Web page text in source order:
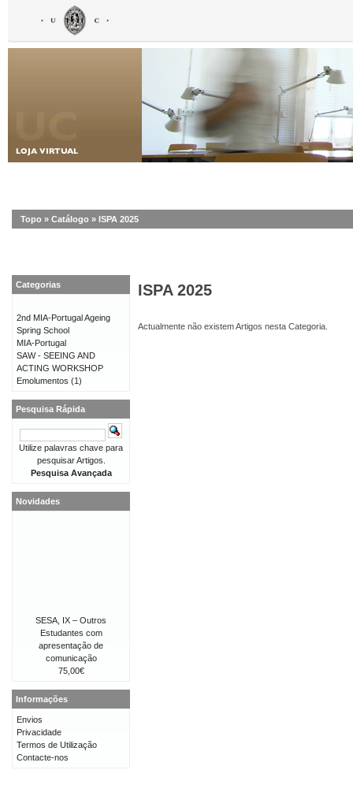
Topo » Catálogo » ISPA 2025
ISPA 2025
Actualmente não existem Artigos nesta Categoria.
Categorias
2nd MIA-Portugal Ageing
Spring School
MIA-Portugal
SAW - SEEING AND
ACTING WORKSHOP
Emolumentos (1)
Pesquisa Rápida
Utilize palavras chave para
pesquisar Artigos.
Pesquisa Avançada
Novidades
SESA, IX – Outros
Estudantes com
apresentação de
comunicação
75,00€
Informações
Envios
Privacidade
Termos de Utilização
Contacte-nos